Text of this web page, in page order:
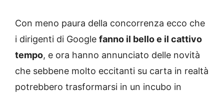
Con meno paura della concorrenza ecco che
i dirigenti di Google fanno il bello e il cattivo
tempo, e ora hanno annunciato delle novità
che sebbene molto eccitanti su carta in realtà
potrebbero trasformarsi in un incubo in